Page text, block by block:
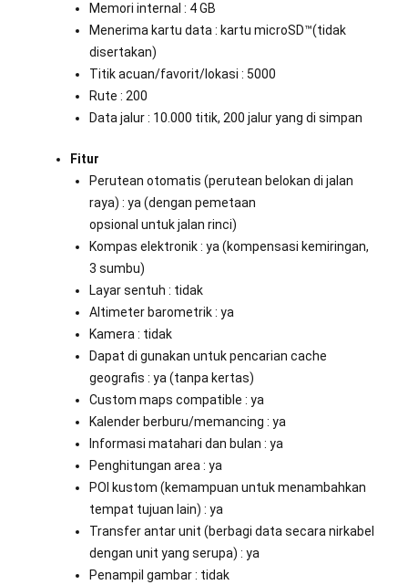
Memori internal : 4 GB
Menerima kartu data : kartu microSD™(tidak
disertakan)
Titik acuan/favorit/lokasi : 5000
Rute : 200
Data jalur : 10.000 titik, 200 jalur yang di simpan
Fitur
Perutean otomatis (perutean belokan di jalan
raya) : ya (dengan pemetaan
opsional untuk jalan rinci)
Kompas elektronik : ya (kompensasi kemiringan,
3 sumbu)
Layar sentuh : tidak
Altimeter barometrik : ya
Kamera : tidak
Dapat di gunakan untuk pencarian cache
geografis : ya (tanpa kertas)
Custom maps compatible : ya
Kalender berburu/memancing : ya
Informasi matahari dan bulan : ya
Penghitungan area : ya
POI kustom (kemampuan untuk menambahkan
tempat tujuan lain) : ya
Transfer antar unit (berbagi data secara nirkabel
dengan unit yang serupa) : ya
Penampil gambar : tidak